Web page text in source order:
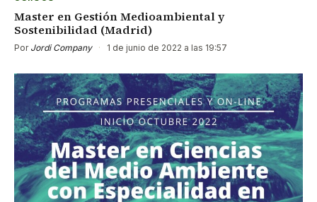
Master en Gestión Medioambiental y
Sostenibilidad (Madrid)
Por Jordi Company · 1 de junio de 2022 a las 19:57